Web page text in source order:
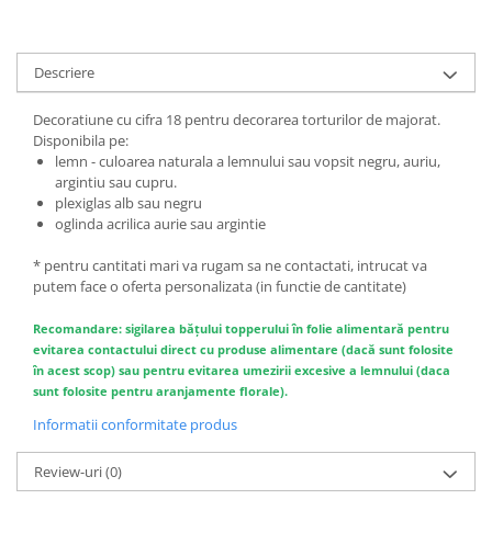
Descriere
Decoratiune cu cifra 18 pentru decorarea torturilor de majorat.
Disponibila pe:
lemn - culoarea naturala a lemnului sau vopsit negru, auriu,
argintiu sau cupru.
plexiglas alb sau negru
oglinda acrilica aurie sau argintie
* pentru cantitati mari va rugam sa ne contactati, intrucat va
putem face o oferta personalizata (in functie de cantitate)
Recomandare: sigilarea băţului topperului în folie alimentară pentru
evitarea contactului direct cu produse alimentare (dacă sunt folosite
în acest scop) sau pentru evitarea umezirii excesive a lemnului (daca
sunt folosite pentru aranjamente florale).
Informatii conformitate produs
Review-uri(0)